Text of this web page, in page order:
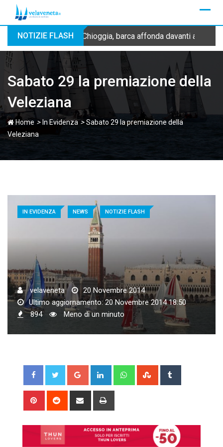
NOTIZIE FLASH Chioggia, barca affonda davanti alla
Sabato 29 la premiazione della
Veleziana
Home > In Evidenza>Sabato 29 la premiazione della
Veleziana
IN EVIDENZA NEWS NOTIZIE FLASH
velaveneta
20 Novembre 2014
Ultimo aggiornamento: 20 Novembre 2014 18:50
894
Meno di un minuto
Google+ LinkedIn WhatsappStumbleUpon
Pinterest Reddit
Share